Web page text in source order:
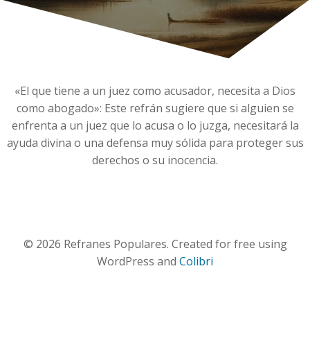
«El que tiene a un juez como acusador, necesita a Dios
como abogado»: Este refrán sugiere que si alguien se
enfrenta a un juez que lo acusa o lo juzga, necesitará la
ayuda divina o una defensa muy sólida para proteger sus
derechos o su inocencia.
© 2026 Refranes Populares. Created for free using
WordPress and Colibri